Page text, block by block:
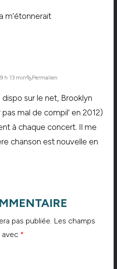
m’étonnerait
h 13 min Permalien
sur le net, Brooklyn
mal de compil’ en 2012)
à chaque concert. Il me
chanson est nouvelle en
pas publiée. Les champs
*